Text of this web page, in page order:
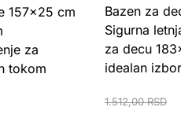
157x25 cm
za
tokom
Bazen za
Sigurna
za decu
idealan
1.512,00 RSD